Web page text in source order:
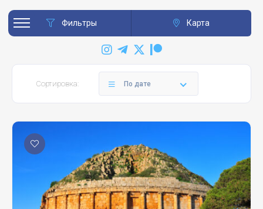
Фильтры Карта
Сортировка: По дате